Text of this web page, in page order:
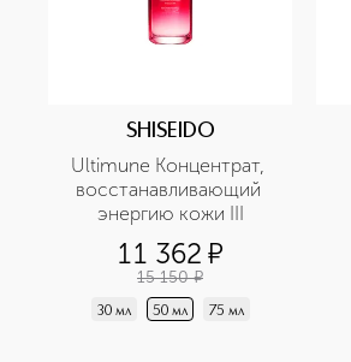
SHISEIDO
Ultimune Концентрат,
восстанавливающий
энергию кожи III
11 362 ¤
15 150 ¤
30 мл 50 мл 75 мл